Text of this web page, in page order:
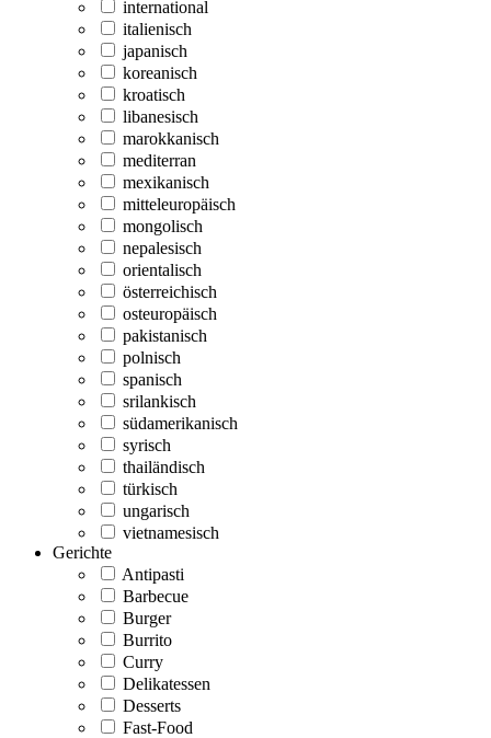
international
italienisch
japanisch
koreanisch
kroatisch
libanesisch
marokkanisch
mediterran
mexikanisch
mitteleuropäisch
mongolisch
nepalesisch
orientalisch
österreichisch
osteuropäisch
pakistanisch
polnisch
spanisch
srilankisch
südamerikanisch
syrisch
thailändisch
türkisch
ungarisch
vietnamesisch
Gerichte
Antipasti
Barbecue
Burger
Burrito
Curry
Delikatessen
Desserts
Fast-Food